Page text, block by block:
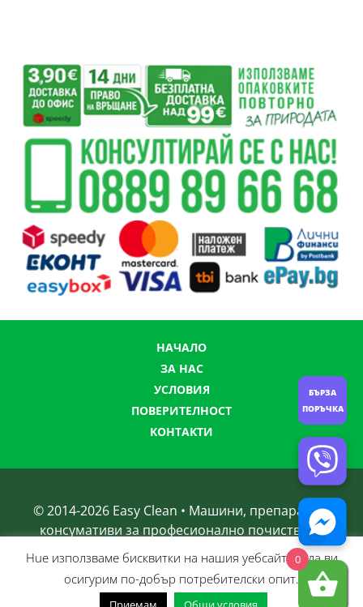
НАЧАЛО
ЗА НАС
УСЛОВИЯ
ПОВЕРИТЕЛНОСТ
КОНТАКТИ
© 2014-2026 Easy Clean • Машини, препарати и
консумативи за професионално почистване
Нue използвамe бисквитки на нашия уебсайт, за да ви
осигурим по-добър потребителски опит.
0
БЪРЗА
ПОРЪЧКА